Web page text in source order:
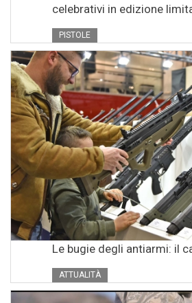
celebrativi in edizione
PISTOLE
Le bugie degli antiarmi: il
ATTUALITÀ